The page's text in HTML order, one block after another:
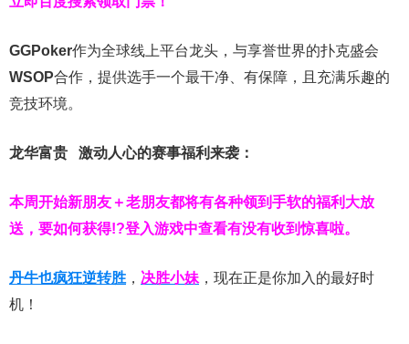
GGPoker作为全球线上平台龙头，与享誉世界的扑克盛会
WSOP合作，提供选手一个最干净、有保障，且充满乐趣的
竞技环境。
龙华富贵 激动人心的赛事福利来袭：
本周开始新朋友＋老朋友都将有各种领到手软的福利大放
送，要如何获得!?登入游戏中查看有没有收到惊喜啦。
丹牛也疯狂逆转胜 ， 决胜小妹 ，现在正是你加入的最好时
机！